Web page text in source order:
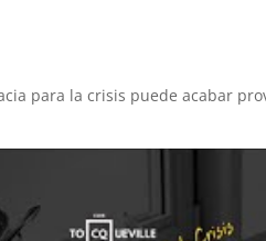
para la crisis puede acabar